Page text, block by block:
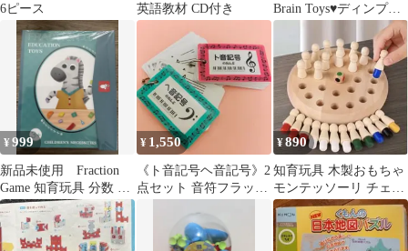
6ピース
英語教材 CD付き
Brain Toys♥ディンプル♥
¥999
新品未使用 Fraction
Game 知育玩具 分数 学
習 教材
¥ 1,550
《ト音記号ヘ音記号》2
点セット 音符フラッシ
方0歳児〜大人
¥890
知育玩具 木製おもちゃ
モンテッソーリ チェス
神経衰弱メモリー プレ
ゼント